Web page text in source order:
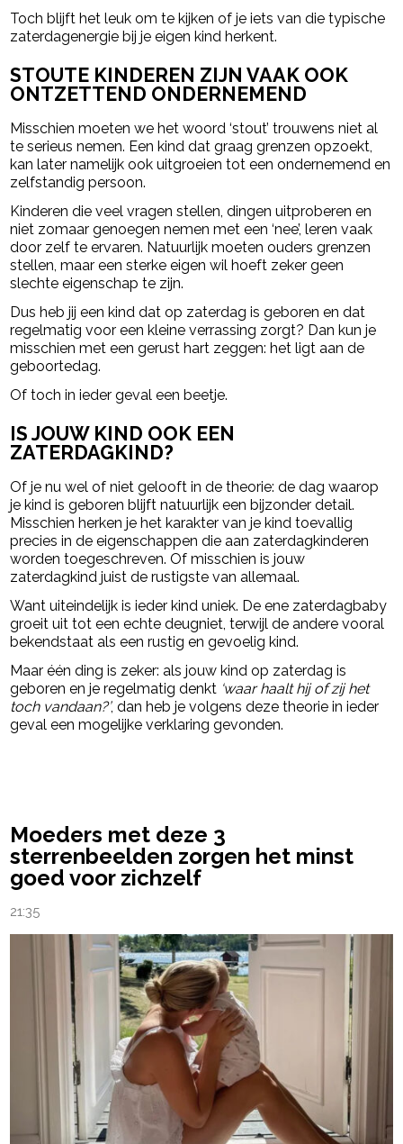
Toch blijft het leuk om te kijken of je iets van die typische
zaterdagenergie bij je eigen kind herkent.
STOUTE KINDEREN ZIJN VAAK OOK
ONTZETTEND ONDERNEMEND
Misschien moeten we het woord ‘stout’ trouwens niet al
te serieus nemen. Een kind dat graag grenzen opzoekt,
kan later namelijk ook uitgroeien tot een ondernemend en
zelfstandig persoon.
Kinderen die veel vragen stellen, dingen uitproberen en
niet zomaar genoegen nemen met een ‘nee’, leren vaak
door zelf te ervaren. Natuurlijk moeten ouders grenzen
stellen, maar een sterke eigen wil hoeft zeker geen
slechte eigenschap te zijn.
Dus heb jij een kind dat op zaterdag is geboren en dat
regelmatig voor een kleine verrassing zorgt? Dan kun je
misschien met een gerust hart zeggen: het ligt aan de
geboortedag.
Of toch in ieder geval een beetje.
IS JOUW KIND OOK EEN
ZATERDAGKIND?
Of je nu wel of niet gelooft in de theorie: de dag waarop
je kind is geboren blijft natuurlijk een bijzonder detail.
Misschien herken je het karakter van je kind toevallig
precies in de eigenschappen die aan zaterdagkinderen
worden toegeschreven. Of misschien is jouw
zaterdagkind juist de rustigste van allemaal.
Want uiteindelijk is ieder kind uniek. De ene zaterdagbaby
groeit uit tot een echte deugniet, terwijl de andere vooral
bekendstaat als een rustig en gevoelig kind.
Maar één ding is zeker: als jouw kind op zaterdag is
geboren en je regelmatig denkt ‘waar haalt hij of zij het
toch vandaan?’, dan heb je volgens deze theorie in ieder
geval een mogelijke verklaring gevonden.
Moeders met deze 3
sterrenbeelden zorgen het minst
goed voor zichzelf
21:35